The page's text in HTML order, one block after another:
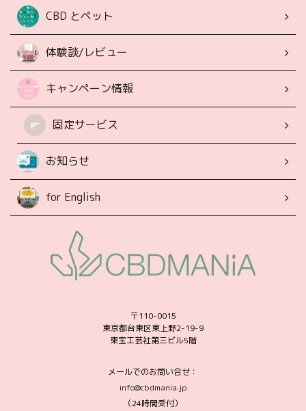
CBD とペット
体験談/レビュー
キャンペーン情報
固定サービス
お知らせ
for English
〒110-0015
東京都台東区東上野2-19-9
東宝工芸社第三ビル5階
メールでのお問い合せ：
info@cbdmania.jp
（24時間受付）